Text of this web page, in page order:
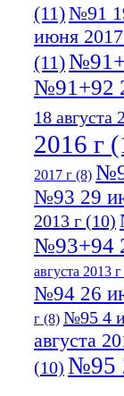
(11)№91
июня
(11)
№91+92
18 августа
2016 г
2017 г (8)
№93 29
2013 г (10)
№93+94
августа 2013 г
№94 26
г (8) №95 4
августа
(10) №95